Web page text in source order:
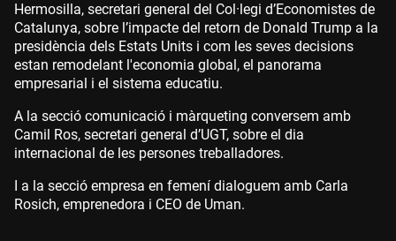
Hermosilla, secretari general del Col·legi d’Economistes de
Catalunya, sobre l’impacte del retorn de Donald Trump a la
presidència dels Estats Units i com les seves decisions
estan remodelant l'economia global, el panorama
empresarial i el sistema educatiu.
A la secció comunicació i màrqueting conversem amb
Camil Ros, secretari general d’UGT, sobre el dia
internacional de les persones treballadores.
I a la secció empresa en femení dialoguem amb Carla
Rosich, emprenedora i CEO de Uman.